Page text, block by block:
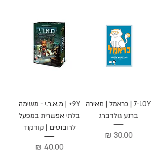
7-10Y | כראמל | מאירה
ברנע גולדברג
מחיר
9Y+ | מ.א.ר.י - משימה
בלתי אפשרית במפעל
לרובוטים | קודקוד
מחיר